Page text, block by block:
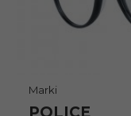
Marki